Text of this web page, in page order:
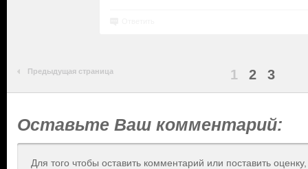
Предыдущая страница 1 2 3
Оставьте Ваш комментарий:
Для того чтобы оставить комментарий или поставить